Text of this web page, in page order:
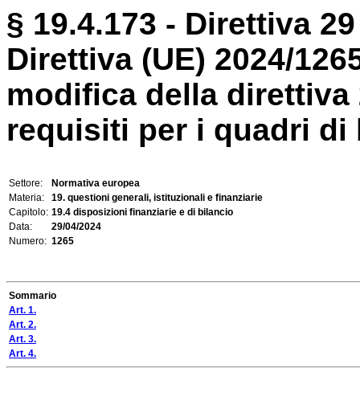
§ 19.4.173 - Direttiva
Direttiva (UE) 2024/
modifica della direttiva
requisiti per i quadri
Settore:
Normativa europea
Materia:
19. questioni generali, istituzionali e finanziarie
Capitolo: 19.4 disposizioni finanziarie e di bilancio
Data:
29/04/2024
Numero: 1265
Sommario
Art. 1.
Art. 2.
Art. 3.
Art. 4.